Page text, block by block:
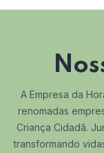
A Empresa da
renomadas
Criança Cidadã.
transformando